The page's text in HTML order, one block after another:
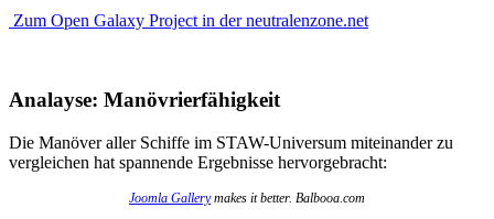
Zum Open Galaxy Project in der neutralenzone.net
Analayse: Manövrierfähigkeit
Die Manöver aller Schiffe im STAW-Universum miteinander zu
vergleichen hat spannende Ergebnisse hervorgebracht:
Joomla Gallerymakes it better. Balbooa.com